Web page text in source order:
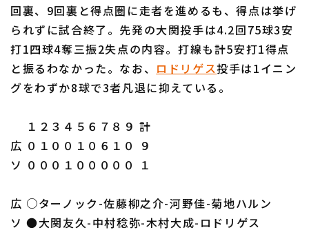
利用規約 プライバシーポリシー
運営会社（別ウィンドウで開く） よくある質問
特定商取引法の表示 アルバイト募集
回裏、9回裏と得点圏に走者を進めるも、得点は挙げ
られずに試合終了。先発の大関投手は4.2回75球3安
打1四球4奪三振2失点の内容。打線も計5安打1得点
と振るわなかった。なお、 ロドリゲス投手は1イニン
グをわずか8球で3者凡退に抑えている。
１２３４５６７８９ 計
広 ０１００１０６１０ ９
ソ ０００１０００００ １
広 ○ターノック-佐藤柳之介-河野佳-菊地ハルン
ソ ●大関友久-中村稔弥-木村大成-ロドリゲス